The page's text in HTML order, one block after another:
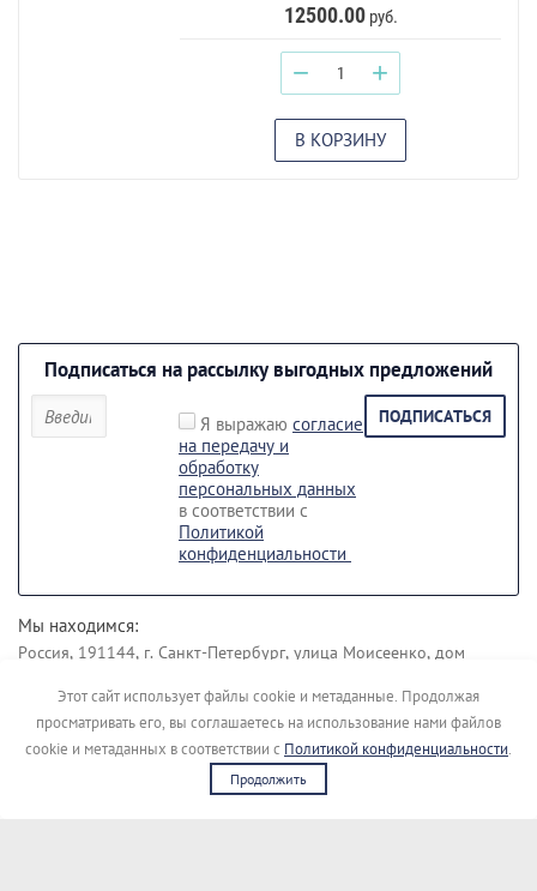
12500.00руб.
− +
В КОРЗИНУ
Подписаться на рассылку выгодных предложений
Я выражаю согласие
на передачу и
обработку
персональных данных
в соответствии с
Политикой
конфиденциальности
ПОДПИСАТЬСЯ
Мы находимся:
Россия, 191144, г. Санкт-Петербург, улица Моисеенко, дом
+7 (812) 495-45-19 +7 (911) 148-04-00
Copyright © [kupimigalku]
Этот сайт использует файлы cookie и метаданные. Продолжая
просматривать его, вы соглашаетесь на использование нами файлов
cookie и метаданных в соответствии с Политикой конфиденциальности.
Продолжить